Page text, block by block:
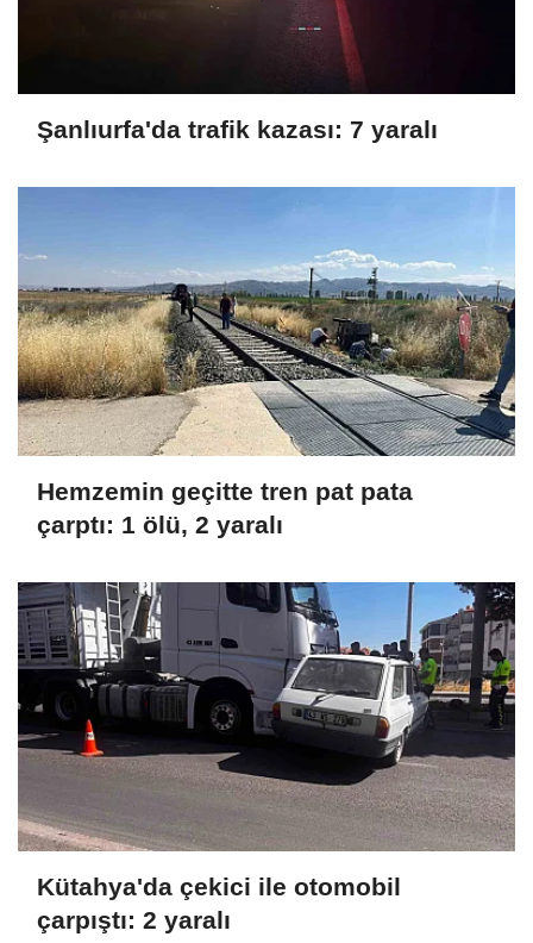
Şanlıurfa'da trafik kazası: 7 yaralı
Hemzemin geçitte tren pat pata
çarptı: 1 ölü, 2 yaralı
Kütahya'da çekici ile otomobil
çarpıştı: 2 yaralı